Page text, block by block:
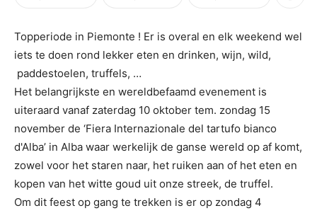
Topperiode in Piemonte ! Er is overal en elk weekend wel
iets te doen rond lekker eten en drinken, wijn, wild,
paddestoelen, truffels, …
Het belangrijkste en wereldbefaamd evenement is
uiteraard vanaf zaterdag 10 oktober tem. zondag 15
november de ‘Fiera Internazionale del tartufo bianco
d'Alba’ in Alba waar werkelijk de ganse wereld op af komt,
zowel voor het staren naar, het ruiken aan of het eten en
kopen van het witte goud uit onze streek, de truffel.
Om dit feest op gang te trekken is er op zondag 4